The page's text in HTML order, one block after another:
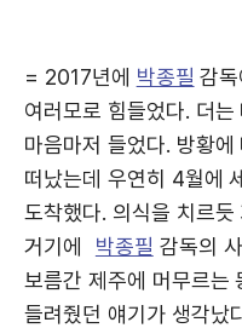
= 2017년에 박종필 감
여러모로 힘들었다. 더
마음마저 들었다. 방황
떠났는데 우연히 4월에
도착했다. 의식을 치르
거기에
박종필 감독의
보름간 제주에 머무르는
들려줬던 얘기가 생각났